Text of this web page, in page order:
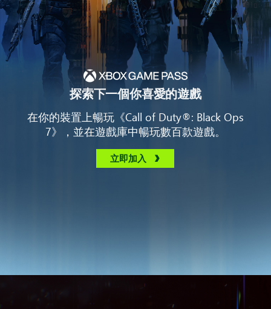
探索下一個你喜愛的遊戲
在你的裝置上暢玩《Call of Duty®: Black Ops
7》，並在遊戲庫中暢玩數百款遊戲。
立即加入